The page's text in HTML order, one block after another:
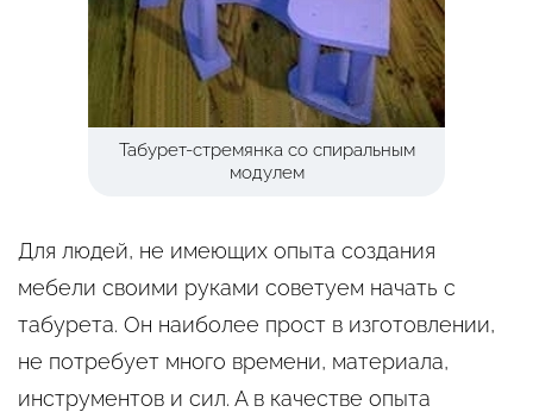
Табурет-стремянка со спиральным
модулем
Для людей, не имеющих опыта создания
мебели своими руками советуем начать с
табурета. Он наиболее прост в изготовлении,
не потребует много времени, материала,
инструментов и сил. А в качестве опыта